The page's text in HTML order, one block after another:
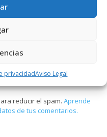
privacidadAviso Legal
reducir el spam. Aprende
de tus comentarios.